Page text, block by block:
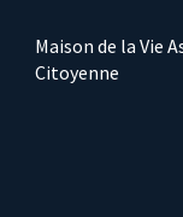
Maison de la Vie
Citoyenne